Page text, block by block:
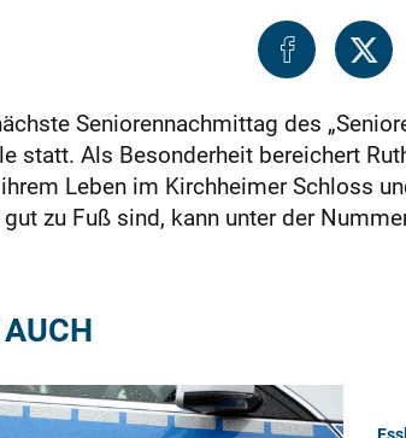
Seniorennachmittag des
statt. Als Besonderheit bereichert
Leben im Kirchheimer Schloss
zu Fuß sind, kann unter der